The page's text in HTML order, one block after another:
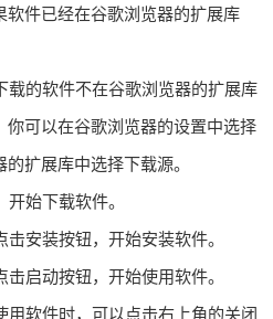
件已经在谷歌浏览器的扩展库
载的软件不在谷歌浏览器的扩展库
可以在谷歌浏览器的设置中选择
扩展库中选择下载源。
始下载软件。
安装按钮，开始安装软件。
启动按钮，开始使用软件。
软件时，可以点击右上角的关闭